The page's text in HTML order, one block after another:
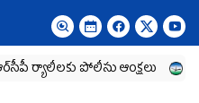
ఆంక్షలు విద్యార్థులు,